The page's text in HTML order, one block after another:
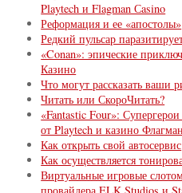
Playtech и Flagman Сasino
Реформация и ее «апостолы»
Редкий пульсар
«Conan»: эпические
Казино
Что могут рассказать ваши
Читать или СкороЧитать?
«Fantastic Four»:
от Playtech и казино Флагман
Как открыть свой автосервис
Как осуществляется
Виртуальные игровые